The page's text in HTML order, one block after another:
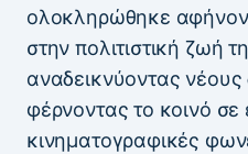
ολοκληρώθηκε
στην πολιτιστική ζωή
αναδεικνύοντας νέους
φέρνοντας το κοινό
κινηματογραφικές